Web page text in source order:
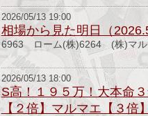
2026/05/13 19:00
相場から見た明日（
6963 ローム(株)6264 (株)マ
2026/05/13 18:00
S高！１９５万！大本命
【２倍】マルマエ【３倍